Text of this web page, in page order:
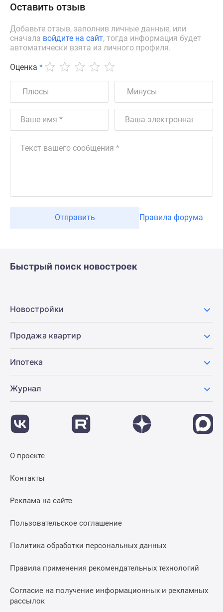
Оставить отзыв
Добавьте отзыв, заполнив личные данные, или
сначала войдите на сайт, тогда информация будет
автоматически взята из личного профиля.
Оценка *
Отправить Правила форума
Быстрый поиск новостроек
Новостройки
Продажа квартир
Ипотека
Журнал
О проекте
Контакты
Реклама на сайте
Пользовательское соглашение
Политика обработки персональных данных
Правила применения рекомендательных технологий
Согласие на получение информационных и рекламных
рассылок